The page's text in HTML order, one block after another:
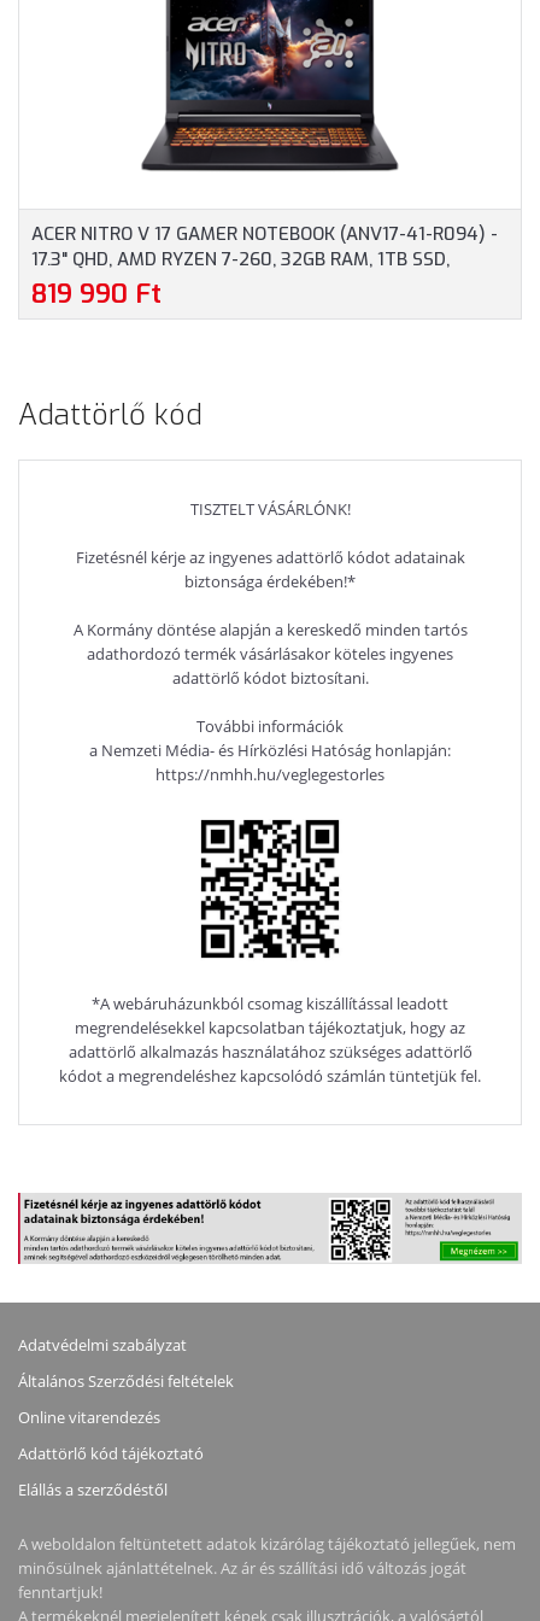
WINDOWS 11 HOME, 3
ÉV GARANCIA, FEKETE
BILLENTYŰZET,
OPERÁCIÓS RENDSZER
NÉLKÜL, 3 ÉV GARANCIA,
FEKETE SZÍNBEN
ACER NITRO V 17 GAMER NOTEBOOK (ANV17-41-R094) -
17.3" QHD, AMD RYZEN 7-260, 32GB RAM, 1TB SSD,
NVIDIA GEFORCE RTX 5070 8GB, MAGYAR
BILLENTYŰZET, OPERÁCIÓS RENDSZER NÉLKÜL, 3 ÉV
819 990 Ft
Adattörlő kód
TISZTELT VÁSÁRLÓNK!
Fizetésnél kérje az ingyenes adattörlő kódot adatainak
biztonsága érdekében!*
A Kormány döntése alapján a kereskedő minden tartós
adathordozó termék vásárlásakor köteles ingyenes
adattörlő kódot biztosítani.
További információk
a Nemzeti Média- és Hírközlési Hatóság honlapján:
https://nmhh.hu/veglegestorles
*A webáruházunkból csomag kiszállítással leadott
megrendelésekkel kapcsolatban tájékoztatjuk, hogy az
adattörlő alkalmazás használatához szükséges adattörlő
kódot a megrendeléshez kapcsolódó számlán tüntetjük fel.
Adatvédelmi szabályzat
Általános Szerződési feltételek
Online vitarendezés
Adattörlő kód tájékoztató
Elállás a szerződéstől
A weboldalon feltüntetett adatok kizárólag tájékoztató jellegűek, nem
minősülnek ajánlattételnek. Az ár és szállítási idő változás jogát
fenntartjuk!
A termékeknél megjelenített képek csak illusztrációk, a valóságtól